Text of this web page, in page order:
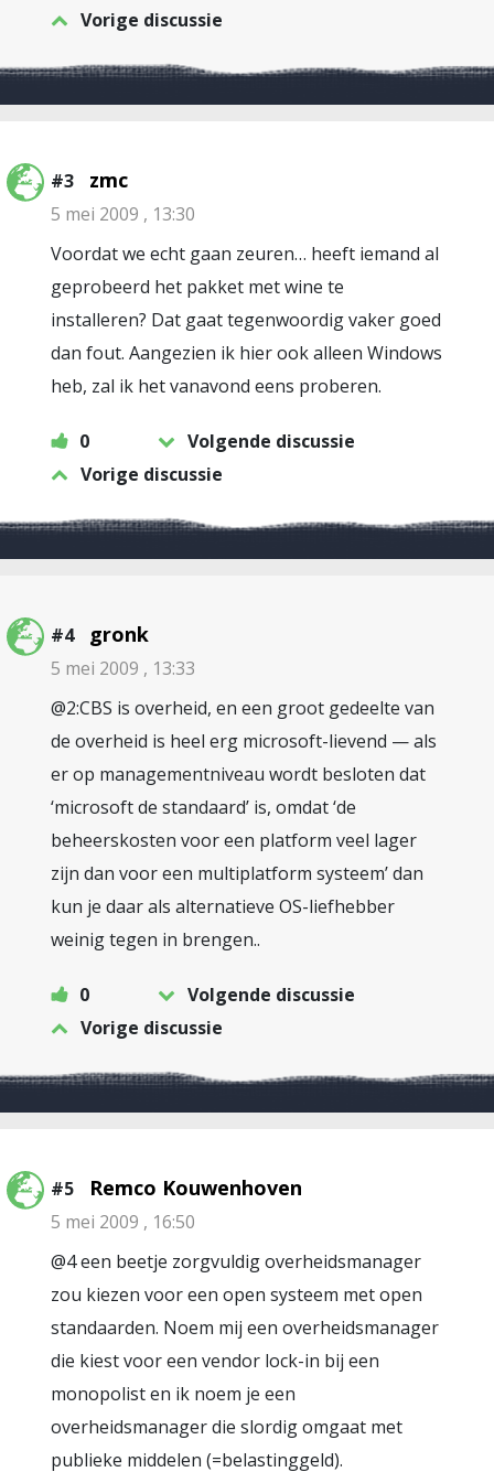
Vorige discussie
#3 zmc
5 mei 2009 , 13:30
Voordat we echt gaan zeuren… heeft iemand al
geprobeerd het pakket met wine te
installeren? Dat gaat tegenwoordig vaker goed
dan fout. Aangezien ik hier ook alleen Windows
heb, zal ik het vanavond eens proberen.
0
Volgende discussie
Vorige discussie
#4 gronk
5 mei 2009 , 13:33
@2:CBS is overheid, en een groot gedeelte van
de overheid is heel erg microsoft-lievend — als
er op managementniveau wordt besloten dat
‘microsoft de standaard’ is, omdat ‘de
beheerskosten voor een platform veel lager
zijn dan voor een multiplatform systeem’ dan
kun je daar als alternatieve OS-liefhebber
weinig tegen in brengen..
0
Volgende discussie
Vorige discussie
#5 Remco Kouwenhoven
5 mei 2009 , 16:50
@4 een beetje zorgvuldig overheidsmanager
zou kiezen voor een open systeem met open
standaarden. Noem mij een overheidsmanager
die kiest voor een vendor lock-in bij een
monopolist en ik noem je een
overheidsmanager die slordig omgaat met
publieke middelen (=belastinggeld).